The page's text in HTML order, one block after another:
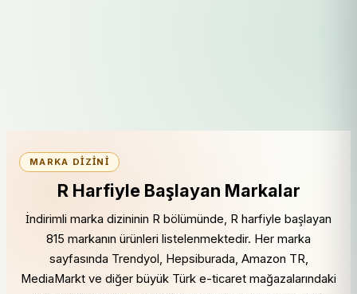
MARKA DIZINI
R Harfiyle Başlayan Markalar
İndirimli marka dizininin R bölümünde, R harfiyle başlayan
815 markanın ürünleri listelenmektedir. Her marka
sayfasında Trendyol, Hepsiburada, Amazon TR,
MediaMarkt ve diğer büyük Türk e-ticaret mağazalarındaki